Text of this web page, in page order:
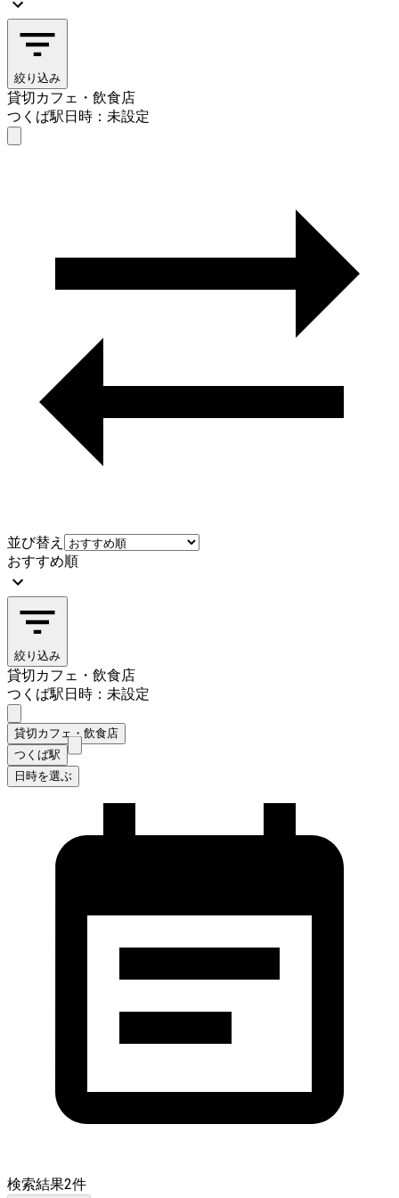
絞り込み
貸切カフェ・飲食店
つくば駅日時：未設定
並び替え
おすすめ順
絞り込み
貸切カフェ・飲食店
つくば駅日時：未設定
貸切カフェ・飲食店
つくば駅
日時を選ぶ
検索結果2件